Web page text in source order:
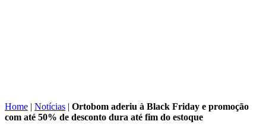
Home | Notícias | Ortobom aderiu à Black Friday e promoção
com até 50% de desconto dura até fim do estoque